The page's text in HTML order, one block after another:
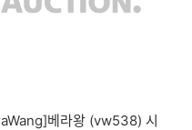
베라왕 (vw538) 시